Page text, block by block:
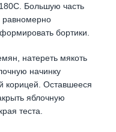
Большую часть
равномерно
бортики.
натереть мякоть
начинку
корицей. Оставшееся
яблочную
теста.